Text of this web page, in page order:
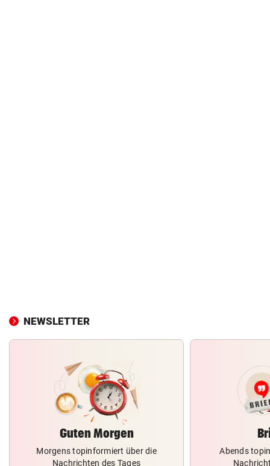
NEWSLETTER
Guten Morgen
Morgens topinformiert über die
Nachrichten des Tages
Abends